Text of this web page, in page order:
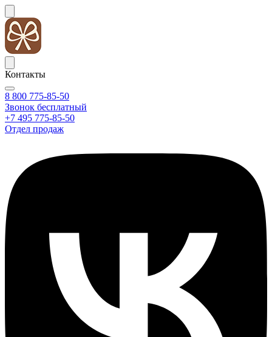
Контакты
8 800 775-85-50
Звонок бесплатный
+7 495 775-85-50
Отдел продаж